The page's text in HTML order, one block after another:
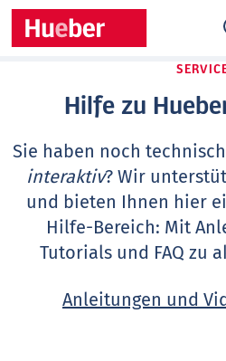
Hilfe zu
Sie haben noch
interaktiv? Wir
und bieten Ihnen hier
Hilfe-Bereich: Mit
Tutorials und FAQ zu
Anleitungen und